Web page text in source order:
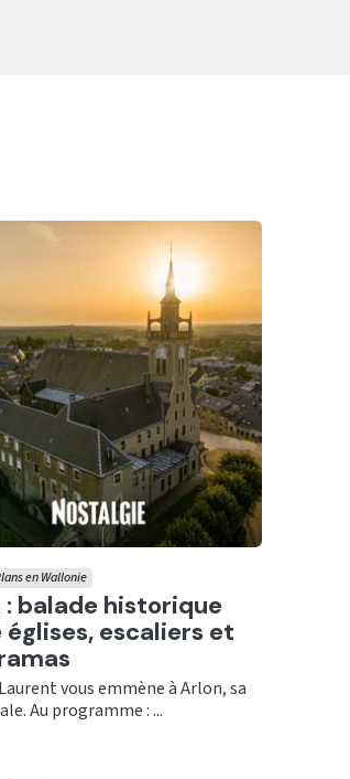
: balade historique
escaliers et
en Wallonie
vous emmène à Arlon, sa
Au programme : ...